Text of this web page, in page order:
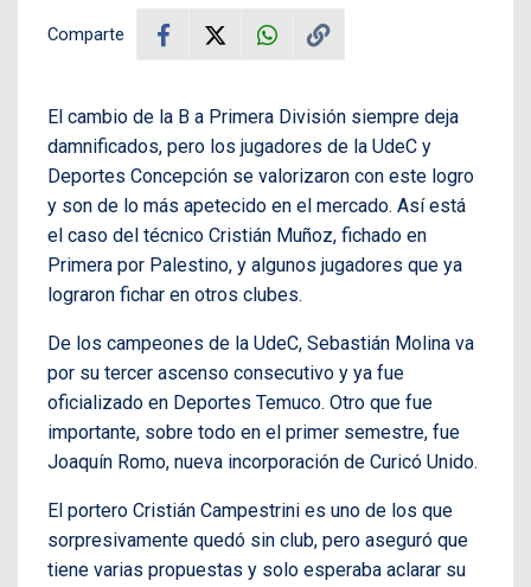
Comparte
El cambio de la B a Primera División siempre deja
damnificados, pero los jugadores de la UdeC y
Deportes Concepción se valorizaron con este logro
y son de lo más apetecido en el mercado. Así está
el caso del técnico Cristián Muñoz, fichado en
Primera por Palestino, y algunos jugadores que ya
lograron fichar en otros clubes.
De los campeones de la UdeC, Sebastián Molina va
por su tercer ascenso consecutivo y ya fue
oficializado en Deportes Temuco. Otro que fue
importante, sobre todo en el primer semestre, fue
Joaquín Romo, nueva incorporación de Curicó Unido.
El portero Cristián Campestrini es uno de los que
sorpresivamente quedó sin club, pero aseguró que
tiene varias propuestas y solo esperaba aclarar su